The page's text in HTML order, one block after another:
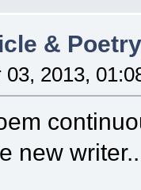
&
03, 2013,
new